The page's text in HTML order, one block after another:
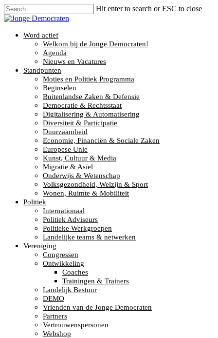
Hit enter to search or ESC to close
Word actief
Welkom bij de Jonge Democraten!
Agenda
Nieuws en Vacatures
Standpunten
Moties en Politiek Programma
Beginselen
Buitenlandse Zaken & Defensie
Democratie & Rechtsstaat
Digitalisering & Automatisering
Diversiteit & Participatie
Duurzaamheid
Economie, Financiën & Sociale Zaken
Europese Unie
Kunst, Cultuur & Media
Migratie & Asiel
Onderwijs & Wetenschap
Volksgezondheid, Welzijn & Sport
Wonen, Ruimte & Mobiliteit
Politiek
Internationaal
Politiek Adviseurs
Politieke Werkgroepen
Landelijke teams & netwerken
Vereniging
Congressen
Ontwikkeling
Coaches
Trainingen & Trainers
Landelijk Bestuur
DEMO
Vrienden van de Jonge Democraten
Partners
Vertrouwenspersonen
Webshop